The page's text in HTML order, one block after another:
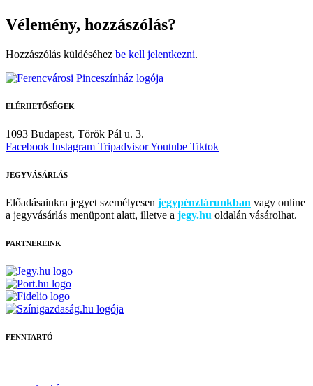
Vélemény, hozzászólás?
Hozzászólás küldéséhez be kell jelentkezni.
ELÉRHETŐSÉGEK
1093 Budapest, Török Pál u. 3.
Facebook Instagram TripadvisorYoutube Tiktok
JEGYVÁSÁRLÁS
Előadásainkra jegyet személyesen jegypénztárunkban vagy online
a jegyvásárlás menüpont alatt, illetve a jegy.hu oldalán vásárolhat.
PARTNEREINK
FENNTARTÓ